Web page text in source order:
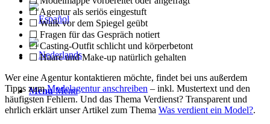
Menu Menu
☐ Agentur als seriös eingestuft
☐ Walk vor dem Spiegel geübt
☐ Fragen für das Gespräch notiert
☐ Casting-Outfit schlicht und körperbetont
☐ Haare und Make-up natürlich gehalten
Wer eine Agentur kontaktieren möchte, findet bei uns außerdem
Tipps zumModelagentur anschreiben – inkl. Mustertext und den
häufigsten Fehlern. Und das Thema Verdienst? Transparent und
ehrlich erklärt unser Artikel zum Thema Was verdient ein Model?.